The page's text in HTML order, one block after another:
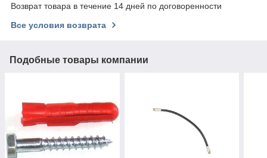
Возврат товара в течение 14 дней по договоренности
Все условия возврата
Подобные товары компании